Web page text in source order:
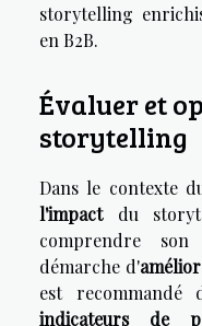
storytelling
en B2B.
Évaluer et
storytelling
Dans le contexte
l'impactdu
comprendre
démarche d'
est
indicateurs de